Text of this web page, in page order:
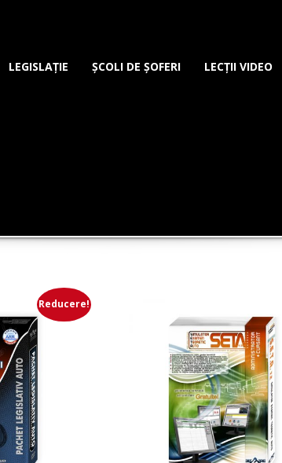
LEGISLAȚIE ȘCOLI DE ȘOFERI LECȚII VIDEO
Reducere!